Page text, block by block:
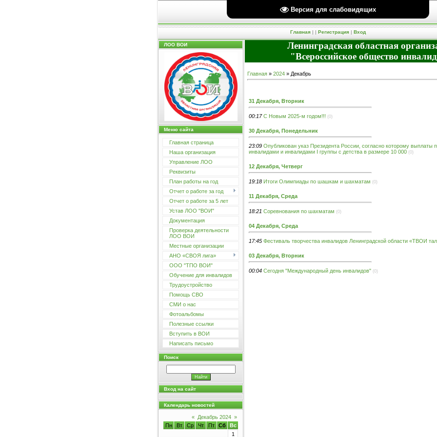
Версия для слабовидящих
Четверг, 06.08.2026, 03:04 Вы вошли какГость| Группа "
Приветствую Вас
Гость
Главная| | Регистрация| Вход
ЛОО ВОИ
Меню сайта
Главная страница
Наша организация
Управление ЛОО
Реквизиты
План работы на год
Отчет о работе за год
Отчет о работе за 5 лет
Устав ЛОО "ВОИ"
Документация
Проверка деятельности
ЛОО ВОИ
Местные организации
АНО «СВОЯ лига»
ООО "ТПО ВОИ"
Обучение для инвалидов
Трудоустройство
Помощь СВО
СМИ о нас
Фотоальбомы
Полезные ссылки
Вступить в ВОИ
Написать письмо
Поиск
Вход на сайт
Календарь новостей
« Декабрь 2024 »
Пн
Вт Ср Чт Пт Сб
Вс
1
Ленинградская областная
"Всероссийское общество
Главная » 2024 » Декабрь
31 Декабря, Вторник
00:17 С Новым 2025-м годом!!! (0)
30 Декабря, Понедельник
23:09 Опубликован указ Президента России, согласно которому выплаты
инвалидами и инвалидами I группы с детства в размере 10 000 (0)
12 Декабря, Четверг
19:18 Итоги Олимпиады по шашкам и шахматам (0)
11 Декабря, Среда
18:21 Соревнования по шахматам (0)
04 Декабря, Среда
17:45 Фестиваль творчества инвалидов Ленинградской области «ТВОИ
03 Декабря, Вторник
00:04 Сегодня "Международный день инвалидов" (0)